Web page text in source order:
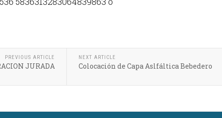
PREVIOUS ARTICLE
JURADA
NEXT ARTICLE
Colocación de Capa Aslfáltica Bebedero